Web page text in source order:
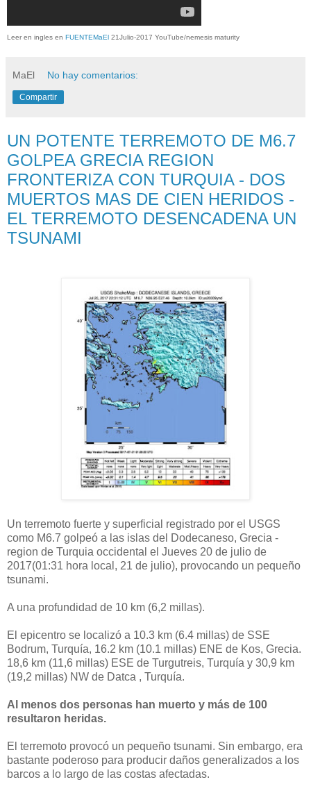
Leer en ingles en FUENTEMaEl 21Julio-2017 YouTube/nemesis maturity
MaEl No hay comentarios:
Compartir
UN POTENTE TERREMOTO DE M6.7
GOLPEA GRECIA REGION
FRONTERIZA CON TURQUIA - DOS
MUERTOS MAS DE CIEN HERIDOS -
EL TERREMOTO DESENCADENA UN
TSUNAMI
Un terremoto fuerte y superficial registrado por el USGS
como M6.7 golpeó a las islas del Dodecaneso, Grecia -
region de Turquia occidental el Jueves 20 de julio de
2017(01:31 hora local, 21 de julio), provocando un pequeño
tsunami.
A una profundidad de 10 km (6,2 millas).
El epicentro se localizó a 10.3 km (6.4 millas) de SSE
Bodrum, Turquía, 16.2 km (10.1 millas) ENE de Kos, Grecia.
18,6 km (11,6 millas) ESE de Turgutreis, Turquía y 30,9 km
(19,2 millas) NW de Datca , Turquía.
Al menos dos personas han muerto y más de 100
resultaron heridas.
El terremoto provocó un pequeño tsunami. Sin embargo, era
bastante poderoso para producir daños generalizados a los
barcos a lo largo de las costas afectadas.